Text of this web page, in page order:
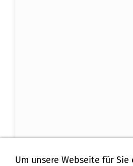
Um unsere Webseite für